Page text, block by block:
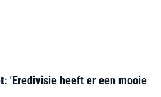
'Eredivisie heeft er een mooie